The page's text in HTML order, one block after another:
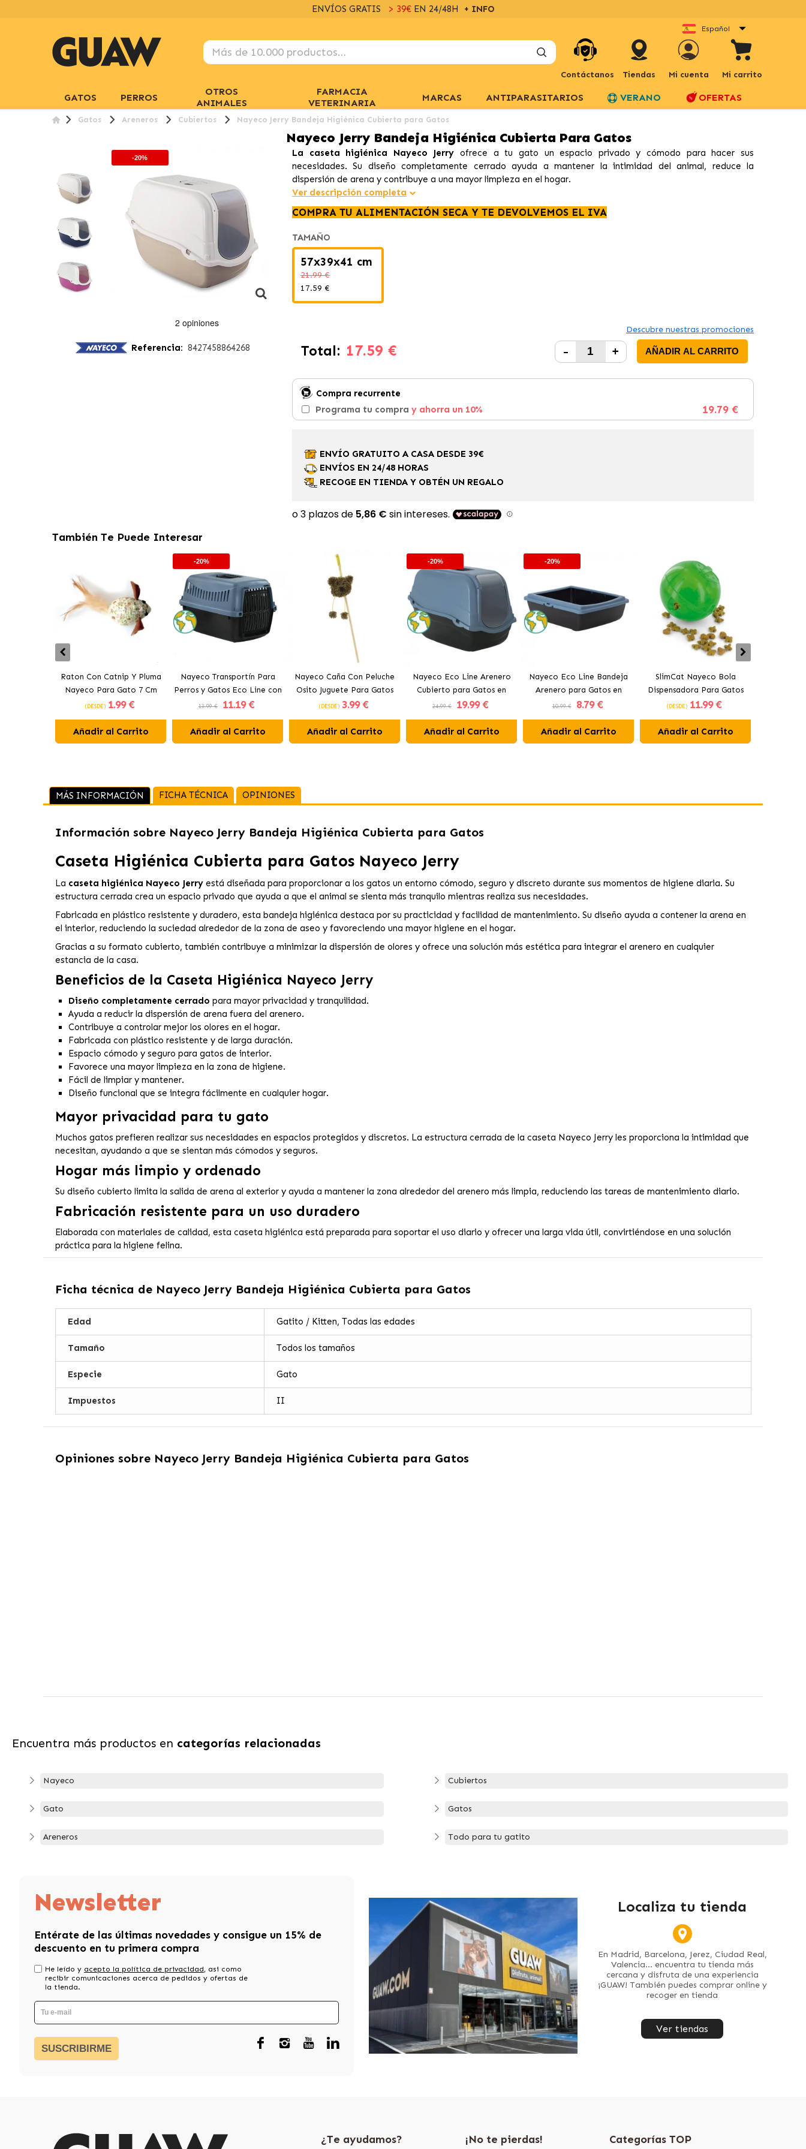
ENVÍOS GRATIS > 39€EN 24/48H + INFO
Español
Contáctanos Tiendas Mi cuenta Mi carrito
GATOS PERROS
OTROS
ANIMALES
FARMACIA
VETERINARIA
MARCAS ANTIPARASITARIOS VERANO OFERTAS
Gatos Areneros Cubiertos Nayeco Jerry Bandeja Higiénica Cubierta para Gatos
Nayeco Jerry Bandeja Higiénica Cubierta Para Gatos
-20%
Referencia: 8427458864268
La caseta higiénica Nayeco Jerry ofrece a tu gato un espacio privado y cómodo para hacer sus
necesidades. Su diseño completamente cerrado ayuda a mantener la intimidad del animal, reduce la
dispersión de arena y contribuye a una mayor limpieza en el hogar.
Ver descripción completa
COMPRA TU ALIMENTACIÓN SECA Y TE DEVOLVEMOS EL IVA
TAMAÑO
57x39x41 cm
21.99 €
17.59 €
Descubre nuestras promociones
Total: 17.59 € - + AÑADIR AL CARRITO
Compra recurrente
Programa tu compra y ahorra un 10% 19.79 €
ENVÍO GRATUITO A CASA DESDE 39€
ENVÍOS EN 24/48 HORAS
RECOGE EN TIENDA Y OBTÉN UN REGALO
También Te Puede Interesar
Raton Con Catnip Y Pluma
Nayeco Para Gato 7 Cm
(DESDE) 1.99 €
Añadir al Carrito
-20%
Nayeco Transportín Para
Perros y Gatos Eco Line con
Plástico Reciclado Colores
13.99 € 11.19 €
Añadir al Carrito
Nayeco Caña Con Peluche
Osito Juguete Para Gatos
(DESDE) 3.99 €
Añadir al Carrito
-20%
Nayeco Eco Line Arenero
Cubierto para Gatos en
Colores Surtidos
24.99 € 19.99 €
Añadir al Carrito
-20%
Nayeco Eco Line Bandeja
Arenero para Gatos en
Colores Surtidos
10.99 € 8.79 €
Añadir al Carrito
SlimCat Nayeco Bola
Dispensadora Para Gatos
Verde 8 Cm
(DESDE) 11.99 €
Añadir al Carrito
MÁS INFORMACIÓN FICHA TÉCNICA OPINIONES
Información sobre Nayeco Jerry Bandeja Higiénica Cubierta para Gatos
Caseta Higiénica Cubierta para Gatos Nayeco Jerry
La caseta higiénica Nayeco Jerryestá diseñada para proporcionar a los gatos un entorno cómodo, seguro y discreto durante sus momentos de higiene diaria. Su
estructura cerrada crea un espacio privado que ayuda a que el animal se sienta más tranquilo mientras realiza sus necesidades.
Fabricada en plástico resistente y duradero, esta bandeja higiénica destaca por su practicidad y facilidad de mantenimiento. Su diseño ayuda a contener la arena en
el interior, reduciendo la suciedad alrededor de la zona de aseo y favoreciendo una mayor higiene en el hogar.
Gracias a su formato cubierto, también contribuye a minimizar la dispersión de olores y ofrece una solución más estética para integrar el arenero en cualquier
estancia de la casa.
Beneficios de la Caseta Higiénica Nayeco Jerry
Diseño completamente cerrado para mayor privacidad y tranquilidad.
Ayuda a reducir la dispersión de arena fuera del arenero.
Contribuye a controlar mejor los olores en el hogar.
Fabricada con plástico resistente y de larga duración.
Espacio cómodo y seguro para gatos de interior.
Favorece una mayor limpieza en la zona de higiene.
Fácil de limpiar y mantener.
Diseño funcional que se integra fácilmente en cualquier hogar.
Mayor privacidad para tu gato
Muchos gatos prefieren realizar sus necesidades en espacios protegidos y discretos. La estructura cerrada de la caseta Nayeco Jerry les proporciona la intimidad que
necesitan, ayudando a que se sientan más cómodos y seguros.
Hogar más limpio y ordenado
Su diseño cubierto limita la salida de arena al exterior y ayuda a mantener la zona alrededor del arenero más limpia, reduciendo las tareas de mantenimiento diario.
Fabricación resistente para un uso duradero
Elaborada con materiales de calidad, esta caseta higiénica está preparada para soportar el uso diario y ofrecer una larga vida útil, convirtiéndose en una solución
práctica para la higiene felina.
Ficha técnica de Nayeco Jerry Bandeja Higiénica Cubierta para Gatos
Edad Gatito / Kitten, Todas las edades
Tamaño Todos los tamaños
Especie Gato
Impuestos II
Opiniones sobre Nayeco Jerry Bandeja Higiénica Cubierta para Gatos
Encuentra más productos en categorías relacionadas
Nayeco
Gato
Areneros
Cubiertos
Gatos
Todo para tu gatito
Newsletter
Entérate de las últimas novedades y consigue un 15% de
descuento en tu primera compra
He leído y acepto la política de privacidad, asi como
recibir comunicaciones acerca de pedidos y ofertas de
la tienda.
SUSCRIBIRME
Localiza tu tienda
En Madrid, Barcelona, Jerez, Ciudad Real,
Valencia... encuentra tu tienda más
cercana y disfruta de una experiencia
¡GUAW! También puedes comprar online y
recoger en tienda
Ver tiendas
¿Te ayudamos? ¡No te pierdas! Categorías TOP